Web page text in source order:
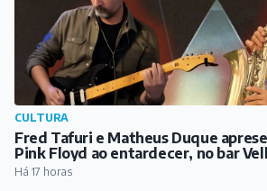
CIDADE
Domingo no Parque terá
Municipal neste domingo